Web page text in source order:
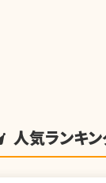
人気ランキ